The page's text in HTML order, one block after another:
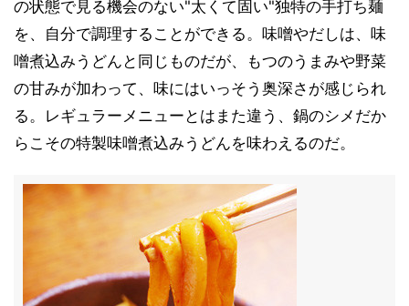
の状態で見る機会のない"太くて固い"独特の手打ち麺
を、自分で調理することができる。味噌やだしは、味
噌煮込みうどんと同じものだが、もつのうまみや野菜
の甘みが加わって、味にはいっそう奥深さが感じられ
る。レギュラーメニューとはまた違う、鍋のシメだか
らこその特製味噌煮込みうどんを味わえるのだ。